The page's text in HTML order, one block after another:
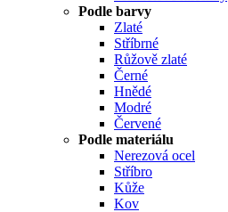
Podle barvy
Zlaté
Stříbrné
Růžově zlaté
Černé
Hnědé
Modré
Červené
Podle materiálu
Nerezová ocel
Stříbro
Kůže
Kov